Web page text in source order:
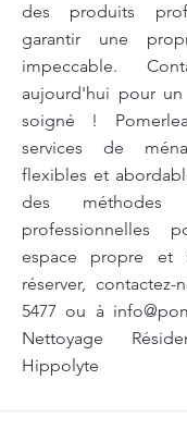
des produits
garantir une
impeccable.
aujourd'hui pour
soigné !
services de
flexibles et
des méthodes
professionnelles
espace propre et
réserver, contactez-
5477 ou à
Nettoyage
Hippolyte